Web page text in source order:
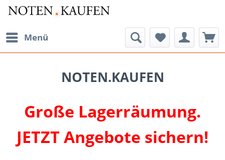
Menü
NOTEN.KAUFEN
Große Lagerräumung.
JETZT Angebote sichern!